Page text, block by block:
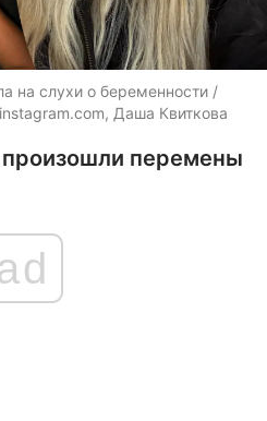
на слухи о беременности /
Даша Квиткова
перемены